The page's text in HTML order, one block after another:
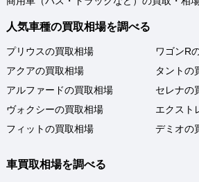
人気車種の買取相場を調べる
プリウスの買取相場
アクアの買取相場
アルファードの買取相場
ヴォクシーの買取相場
フィットの買取相場
ワゴンR
タントの
セレナの
エクスト
デミオの
車買取相場を調べる